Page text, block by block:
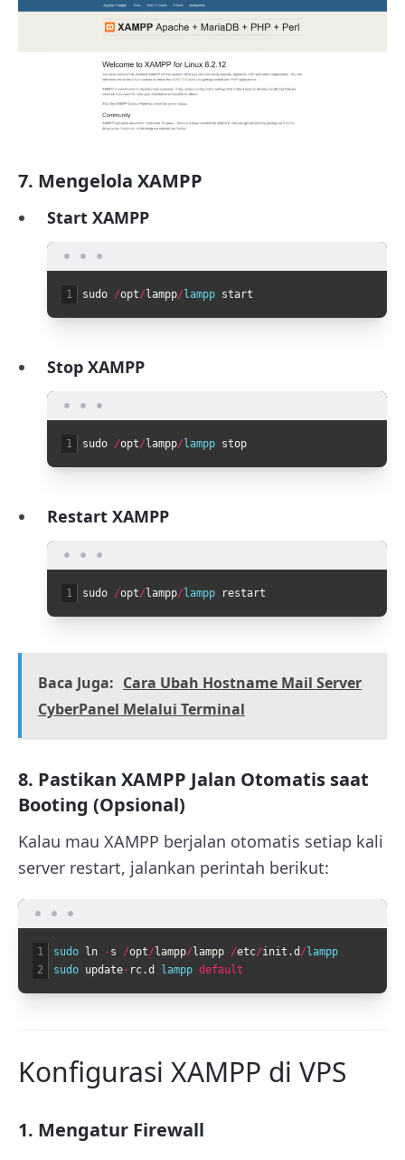
7. Mengelola XAMPP
Start XAMPP
1 sudo /opt/lampp/lampp start
Stop XAMPP
1 sudo /opt/lampp/lampp stop
Restart XAMPP
1 sudo /opt/lampp/lampp restart
Baca Juga: Cara Ubah Hostname Mail Server
CyberPanel Melalui Terminal
8. Pastikan XAMPP Jalan Otomatis saat
Booting (Opsional)
Kalau mau XAMPP berjalan otomatis setiap kali
server restart, jalankan perintah berikut:
1
2
sudo ln -s /opt/lampp/lampp /etc/init .d /lampp
sudo update- rc.d lampp default
Konfigurasi XAMPP di VPS
1. Mengatur Firewall